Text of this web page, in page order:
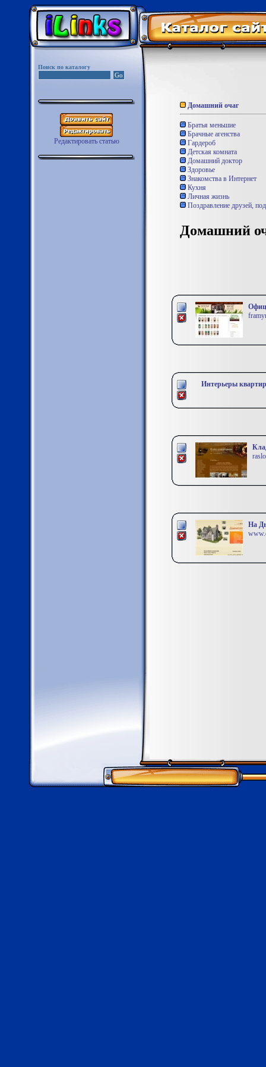
Поиск по каталогу
Редактировать статью
Домашний очаг
Братья меньшие
Брачные агенства
Гардероб
Детская комната
Домашний доктор
Здоровье
Знакомства в Интернет
Кухня
Личная жизнь
Поздравление друзей,
Домашний
Интерьеры
На